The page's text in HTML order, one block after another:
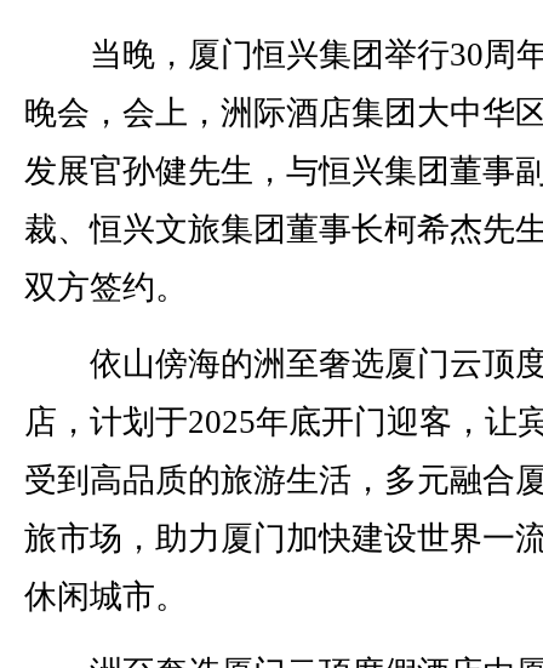
当晚，厦门恒兴集团举行30周
晚会，会上，洲际酒店集团大中华
发展官孙健先生，与恒兴集团董事
裁、恒兴文旅集团董事长柯希杰先
双方签约。
依山傍海的洲至奢选厦门云顶
店，计划于2025年底开门迎客，让
受到高品质的旅游生活，多元融合
旅市场，助力厦门加快建设世界一
休闲城市。